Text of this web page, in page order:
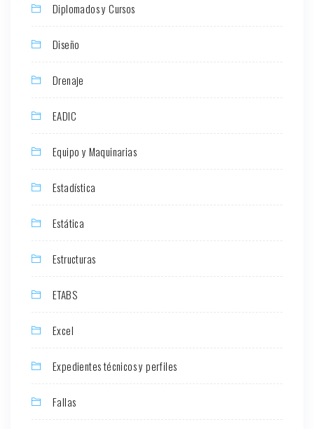
Diplomados y Cursos
Diseño
Drenaje
EADIC
Equipo y Maquinarias
Estadística
Estática
Estructuras
ETABS
Excel
Expedientes técnicos y perfiles
Fallas